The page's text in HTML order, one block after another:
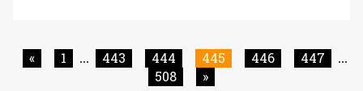
adattamento anime. Dopo l'annuncio degli ultimi capitoli
finali del [']
« 1 ... 443 444 445 446 447 ...
508 »